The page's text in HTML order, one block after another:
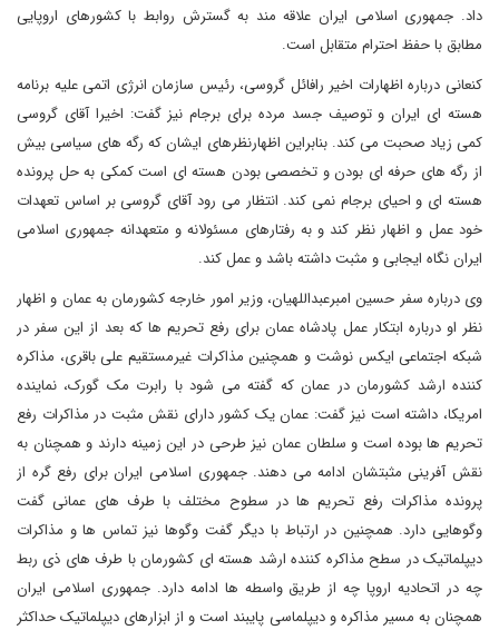
داد. جمهوری اسلامی ایران علاقه مند به گسترش روابط با کشورهای اروپایی
مطابق با حفظ احترام متقابل است.
کنعانی درباره اظهارات اخیر رافائل گروسی، رئیس سازمان انرژی اتمی علیه برنامه
هسته ای ایران و توصیف جسد مرده برای برجام نیز گفت: اخیرا آقای گروسی
کمی زیاد صحبت می کند. بنابراین اظهارنظرهای ایشان که رگه های سیاسی بیش
از رگه های حرفه ای بودن و تخصصی بودن هسته ای است کمکی به حل پرونده
هسته ای و احیای برجام نمی کند. انتظار می رود آقای گروسی بر اساس تعهدات
خود عمل و اظهار نظر کند و به رفتارهای مسئولانه و متعهدانه جمهوری اسلامی
ایران نگاه ایجابی و مثبت داشته باشد و عمل کند.
وی درباره سفر حسین امبرعبداللهیان، وزیر امور خارجه کشورمان به عمان و اظهار
نظر او درباره ابتکار عمل پادشاه عمان برای رفع تحریم ها که بعد از این سفر در
شبکه اجتماعی ایکس نوشت و همچنین مذاکرات غیرمستقیم علی باقری، مذاکره
کننده ارشد کشورمان در عمان که گفته می شود با رابرت مک گورک، نماینده
امریکا، داشته است نیز گفت: عمان یک کشور دارای نقش مثبت در مذاکرات رفع
تحریم ها بوده است و سلطان عمان نیز طرحی در این زمینه دارند و همچنان به
نقش آفرینی مثبتشان ادامه می دهند. جمهوری اسلامی ایران برای رفع گره از
پرونده مذاکرات رفع تحریم ها در سطوح مختلف با طرف های عمانی گفت
وگوهایی دارد. همچنین در ارتباط با دیگر گفت وگوها نیز تماس ها و مذاکرات
دیپلماتیک در سطح مذاکره کننده ارشد هسته ای کشورمان با طرف های ذی ربط
چه در اتحادیه اروپا چه از طریق واسطه ها ادامه دارد. جمهوری اسلامی ایران
همچنان به مسیر مذاکره و دیپلماسی پایبند است و از ابزارهای دیپلماتیک حداکثر